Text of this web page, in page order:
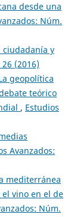
desde una
Núm.
ciudadanía y
(2016)
geopolítica
teórico
, Estudios
Avanzados:
mediterránea
vino en el de
Núm.